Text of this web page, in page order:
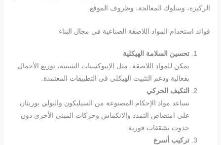
الركيزة، وسلوك المعالجة، وظروف الموقع.
فوائد استخدام المواد اللاصقة الصناعية في مجال البناء
تحسين السلامة الهيكلية
يمكن للمواد اللاصقة، مثل الإيبوكسيات التثبيتية، توزيع الأحمال
بفعالية ودعم التثبيت الهيكلي في التطبيقات المعتمدة.
التكيف الحركي
تساعد مواد الإحكام المصنوعة من السيليكون والبولي يوريثان
على امتصاص التمدد والانكماش وحركات المبنى الأخرى دون
حدوث تشققات فورية.
تركيب أسرع